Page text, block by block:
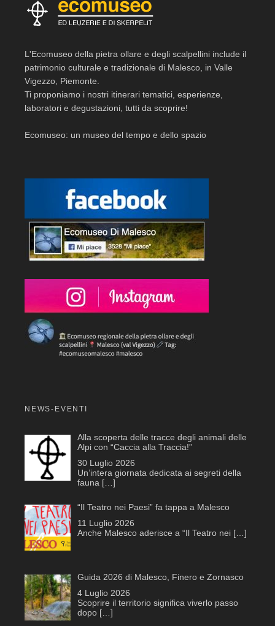
L'Ecomuseo della pietra ollare e degli scalpellini include il
patrimonio culturale e tradizionale di Malesco, in Valle
Vigezzo, Piemonte.
Ti proponiamo i nostri itinerari tematici, esperienze,
laboratori e degustazioni, tutti da scoprire!
Ecomuseo: un museo del tempo e dello spazio
NEWS-EVENTI
Alla scoperta delle tracce degli animali delle
Alpi con “Caccia alla Traccia!”
30 Luglio 2026
Un’intera giornata dedicata ai segreti della
fauna […]
“Il Teatro nei Paesi” fa tappa a Malesco
11 Luglio 2026
Anche Malesco aderisce a “Il Teatro nei […]
Guida 2026 di Malesco, Finero e Zornasco
4 Luglio 2026
Scoprire il territorio significa viverlo passo
dopo […]